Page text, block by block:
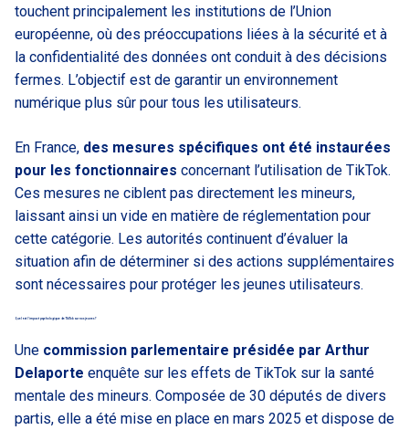
touchent principalement les institutions de l’Union
européenne, où des préoccupations liées à la sécurité et à
la confidentialité des données ont conduit à des décisions
fermes. L’objectif est de garantir un environnement
numérique plus sûr pour tous les utilisateurs.
En France, des mesures spécifiques ont été instaurées
pour les fonctionnaires concernant l’utilisation de TikTok.
Ces mesures ne ciblent pas directement les mineurs,
laissant ainsi un vide en matière de réglementation pour
cette catégorie. Les autorités continuent d’évaluer la
situation afin de déterminer si des actions supplémentaires
sont nécessaires pour protéger les jeunes utilisateurs.
Quel est l’impact psychologique de TikTok sur nos jeunes ?
Une commission parlementaire présidée par Arthur
Delaporte enquête sur les effets de TikTok sur la santé
mentale des mineurs. Composée de 30 députés de divers
partis, elle a été mise en place en mars 2025 et dispose de